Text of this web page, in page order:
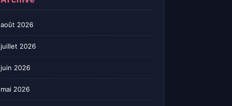
août 2026
juillet 2026
juin 2026
mai 2026